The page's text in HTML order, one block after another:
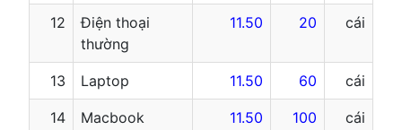
12
Điện thoại
thường
11.50 20 cái
13 Laptop 11.50 60 cái
14 Macbook 11.50 100 cái